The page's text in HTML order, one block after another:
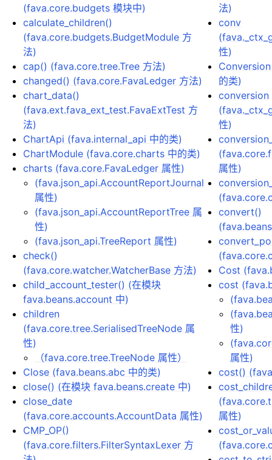
(fava.core.budgets 模块中)
calculate_children()
(fava.core.budgets.BudgetModule 方
法)
cap() (fava.core.tree.Tree 方法)
changed() (fava.core.FavaLedger 方法)
chart_data()
(fava.ext.fava_ext_test.FavaExtTest 方
法)
ChartApi (fava.internal_api 中的类)
ChartModule (fava.core.charts 中的类)
charts (fava.core.FavaLedger 属性)
(fava.json_api.AccountReportJournal
属性)
(fava.json_api.AccountReportTree 属
性)
(fava.json_api.TreeReport 属性)
check()
(fava.core.watcher.WatcherBase 方法)
child_account_tester() (在模块
fava.beans.account 中)
children
(fava.core.tree.SerialisedTreeNode 属
性)
（fava.core.tree.TreeNode 属性）
Close (fava.beans.abc 中的类)
close() (在模块 fava.beans.create 中)
close_date
(fava.core.accounts.AccountData 属性)
CMP_OP()
(fava.core.filters.FilterSyntaxLexer 方
法)
conv
性)
的类)
conversion
性)
属性)
convert()
Cost
cost
性)
属性)
cost()
属性)